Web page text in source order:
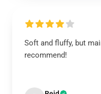
Soft and fluffy, but
recommend!